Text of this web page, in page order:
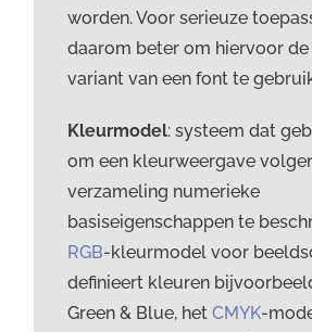
worden. Voor serieuze
daarom beter om hiervoor de
variant van een font te
Kleurmodel: systeem dat
om een kleurweergave
verzameling numerieke
basiseigenschappen te
RGB-kleurmodel voor
definieert kleuren
Green & Blue, hetCMYK-